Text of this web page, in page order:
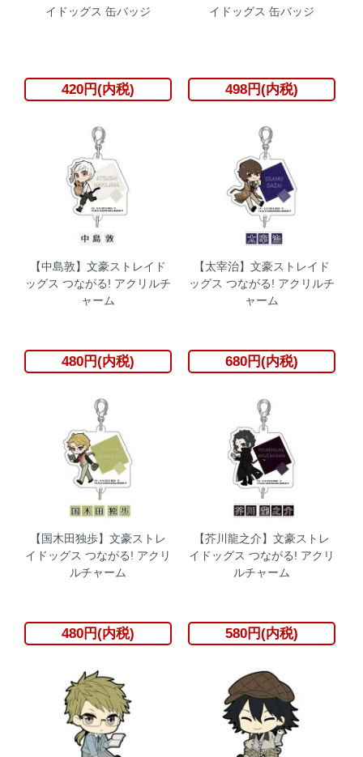
イドッグス 缶バッジ
420円(内税)
イドッグス 缶バッジ
498円(内税)
【中島敦】文豪ストレイド
ッグス つながる! アクリルチ
ャーム
480円(内税)
【太宰治】文豪ストレイド
ッグス つながる! アクリルチ
ャーム
680円(内税)
【国木田独歩】文豪ストレ
イドッグス つながる! アクリ
ルチャーム
480円(内税)
【芥川龍之介】文豪ストレ
イドッグス つながる! アクリ
ルチャーム
580円(内税)